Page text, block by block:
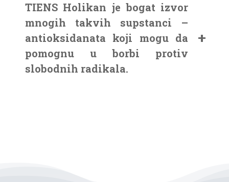
TIENS Holikan je bogat izvor
mnogih takvih supstanci –
antioksidanata koji mogu da
pomognu u borbi protiv
slobodnih radikala.